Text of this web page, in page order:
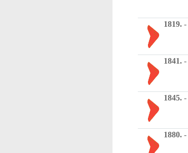
1819. -
1841. -
1845. -
1880. -